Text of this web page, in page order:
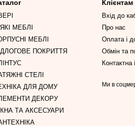
МЕБЛІ
МЕБЛІ
ПОКРИТТЯ
СТЕЛІ
ДЛЯ ДОМУ
ДЕКОРУ
ТА АКСЕСУАРИ
Клієнтам
Вхід до
Про нас
Оплата і
Обмін та
Контактна
Ми в